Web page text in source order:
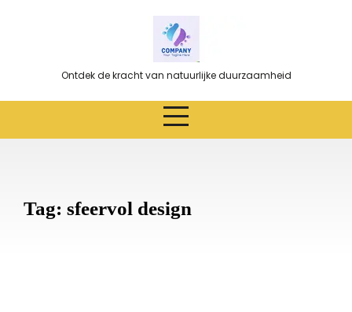
Ontdek de kracht van natuurlijke duurzaamheid
Tag: sfeervol design